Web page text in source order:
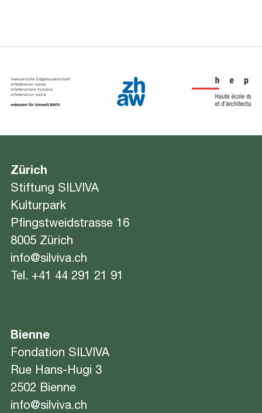
Zürich
Stiftung SILVIVA
Kulturpark
Pfingstweidstrasse 16
8005 Zürich
info@silviva.ch
Tel. +41 44 291 21 91
Bienne
Fondation SILVIVA
Rue Hans-Hugi 3
2502 Bienne
info@silviva.ch